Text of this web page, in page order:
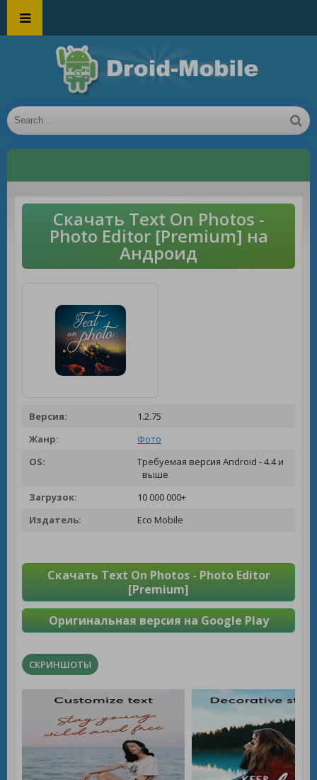
Скачать Text On Photos -
Photo Editor [Premium] на
Андроид
Версия:
1.2.75
Жанр:
Фото
OS:
Требуемая версия Android - 4.4 и
выше
Загрузок:
10 000 000+
Издатель:
Eco Mobile
Скачать Text On Photos - Photo Editor
[Premium]
Оригинальная версия на Google Play
СКРИНШОТЫ